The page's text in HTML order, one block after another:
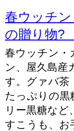
春ウッチ
の贈り物?
春ウッチン・
ン、屋久島産
す。グァバ茶
たっぷりの黒
リー黒糖な
すこうも、お